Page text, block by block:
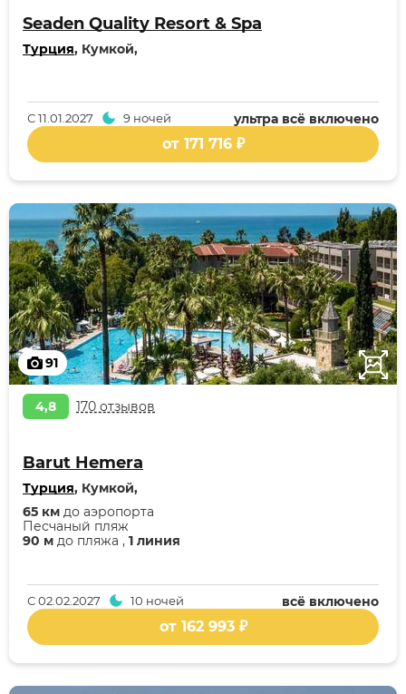
Seaden Quality Resort & Spa
Турция, Кумкой,
ультра всё включено
С11.01.2027 9 ночей
от 171 716 ₽
91
4,8 170 отзывов
Barut Hemera
Турция, Кумкой,
90 м до пляжа , 1 линия
Песчаный пляж
65 км до аэропорта
всё включено
С02.02.2027 10 ночей
от 162 993 ₽